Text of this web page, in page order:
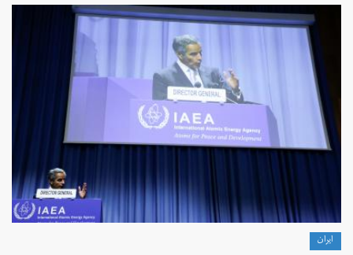
ايران